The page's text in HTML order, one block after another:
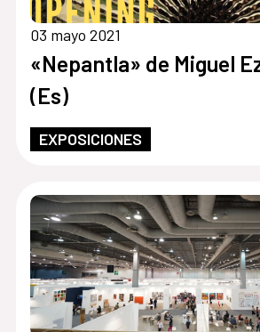
03 mayo 2021
«Nepantla» de Miguel
(Es)
EXPOSICIONES